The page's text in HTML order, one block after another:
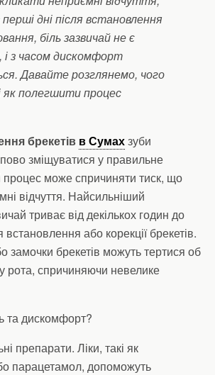
дні після встановлення
біль зазвичай не є
і з часом дискомфорт
Давайте розглянемо, чого
як полегшити процес
брекетів в Сумахзуби
зміщуватися у правильне
процес може спричиняти тиск, що
відчуття. Найсильніший
триває від декількох годин до
встановлення або корекції брекетів.
замочки брекетів можуть тертися об
рота, спричиняючи невелике
та дискомфорт?
препарати. Ліки, такі як
парацетамол, допоможуть